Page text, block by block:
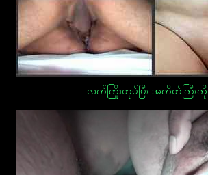
လက်ကြိုးတုပ်ပြီး အကိတ်ကြီး